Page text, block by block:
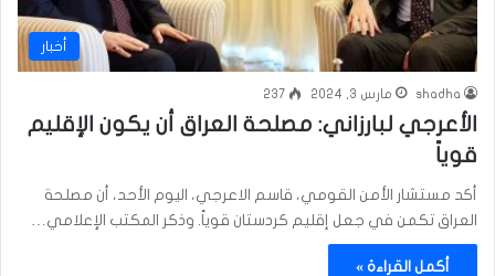
أخبار
shadha مارس 3, 2024 237
الأعرجي لبارزاني: مصلحة العراق أن يكون الإقليم
قوياً
أكد مستشار الأمن القومي، قاسم الاعرجي، اليوم الأحد، أن مصلحة
العراق تكمن في جعل إقليم كردستان قوياً. وذكر المكتب الإعلامي…
أكمل القراءة »